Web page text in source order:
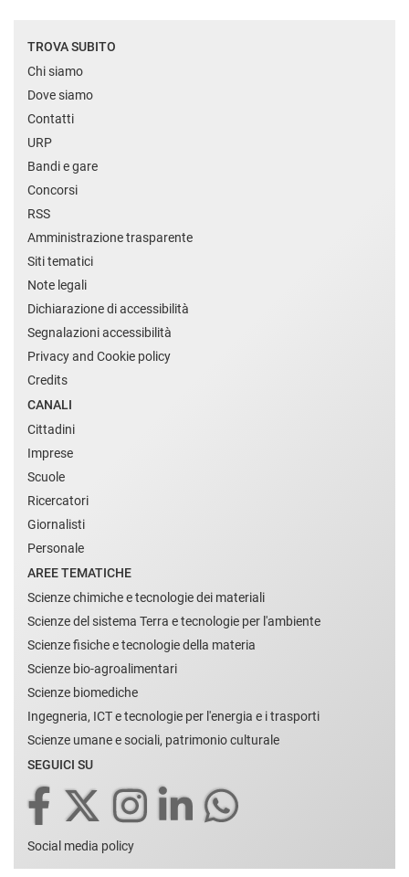
TROVA SUBITO
Chi siamo
Dove siamo
Contatti
URP
Bandi e gare
Concorsi
RSS
Amministrazione trasparente
Siti tematici
Note legali
Dichiarazione di accessibilità
Segnalazioni accessibilità
Privacy and Cookie policy
Credits
CANALI
Cittadini
Imprese
Scuole
Ricercatori
Giornalisti
Personale
AREE TEMATICHE
Scienze chimiche e tecnologie dei materiali
Scienze del sistema Terra e tecnologie per l'ambiente
Scienze fisiche e tecnologie della materia
Scienze bio-agroalimentari
Scienze biomediche
Ingegneria, ICT e tecnologie per l'energia e i trasporti
Scienze umane e sociali, patrimonio culturale
SEGUICI SU
Social media policy